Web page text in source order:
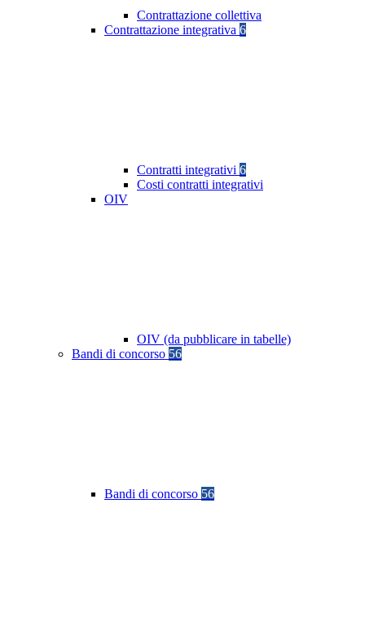
Contrattazione collettiva
Contrattazione integrativa 6
Contratti integrativi 6
Costi contratti integrativi
OIV
OIV (da pubblicare in tabelle)
Bandi di concorso 56
Bandi di concorso 56